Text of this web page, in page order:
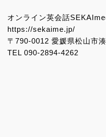
オンライン英会話
https://sekaime.jp/
〒790-0012 愛媛県松山市
TEL 090-2894-4262
満足度
レッス